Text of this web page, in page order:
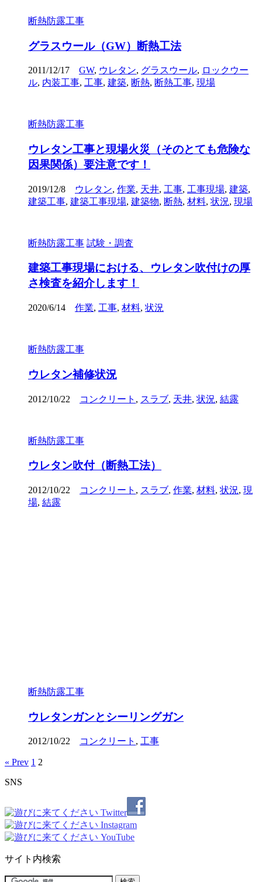
断熱防露工事
グラスウール（GW）断熱工法
2011/12/17 GW, ウレタン, グラスウール, ロックウー
ル, 内装工事, 工事, 建築, 断熱, 断熱工事, 現場
断熱防露工事
ウレタン工事と現場火災（そのとても危険な
因果関係）要注意です！
2019/12/8 ウレタン, 作業, 天井, 工事, 工事現場, 建築,
建築工事, 建築工事現場, 建築物, 断熱, 材料, 状況, 現場
断熱防露工事 試験・調査
建築工事現場における、ウレタン吹付けの厚
さ検査を紹介します！
2020/6/14 作業, 工事, 材料, 状況
断熱防露工事
ウレタン補修状況
2012/10/22 コンクリート , スラブ, 天井, 状況, 結露
断熱防露工事
ウレタン吹付（断熱工法）
2012/10/22 コンクリート , スラブ, 作業, 材料, 状況, 現
場, 結露
断熱防露工事
ウレタンガンとシーリングガン
2012/10/22 コンクリート , 工事
« Prev 1 2
SNS
サイト内検索